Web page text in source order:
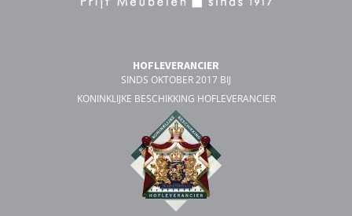
HOFLEVERANCIER
SINDS OKTOBER 2017 BIJ
KONINKLIJKE BESCHIKKING HOFLEVERANCIER